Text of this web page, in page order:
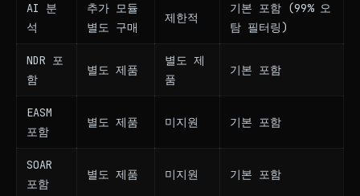
AI 분
석
추가 모듈
별도 구매
제한적
기본 포함 (99% 오
탐 필터링)
NDR 포
함
별도 제품
별도 제
품
기본 포함
EASM
포함
별도 제품 미지원 기본 포함
SOAR
포함
별도 제품 미지원 기본 포함